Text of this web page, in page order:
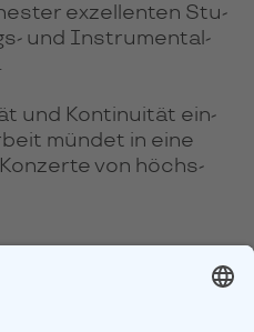
exzel­len­ten Stu­
und Ins­tru­men­tal­
und Kon­ti­nui­tät ein­
mün­det in eine
von höchs­